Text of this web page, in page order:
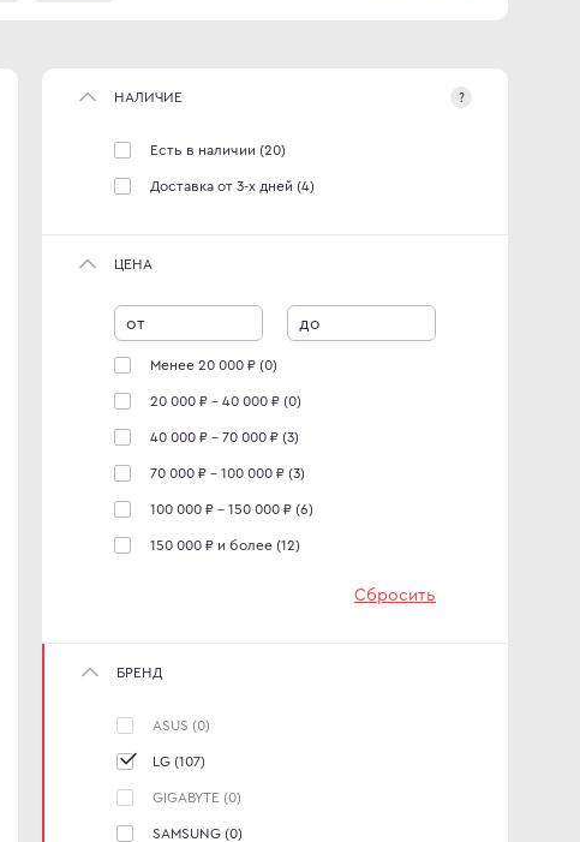
НАЛИЧИЕ ?
Есть в наличии (20)
Доставка от 3-х дней (4)
ЦЕНА
от до
Менее 20 000 ₽ (0)
20 000 ₽ - 40 000 ₽ (0)
40 000 ₽ - 70 000 ₽ (3)
70 000 ₽ - 100 000 ₽ (3)
100 000 ₽ - 150 000 ₽ (6)
150 000 ₽ и более (12)
Сбросить
БРЕНД
ASUS (0)
LG (107)
GIGABYTE (0)
SAMSUNG (0)